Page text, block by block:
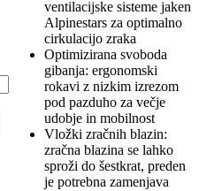
ventilacijske sisteme jaken
Alpinestars za optimalno
cirkulacijo zraka
Optimizirana svoboda
gibanja: ergonomski
rokavi z nizkim izrezom
pod pazduho za večje
udobje in mobilnost
Vložki zračnih blazin:
zračna blazina se lahko
sproži do šestkrat, preden
je potrebna zamenjava